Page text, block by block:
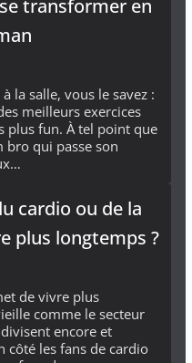
transformer en
la salle, vous le savez :
meilleurs exercices
plus fun. À tel point que
bro qui passe son
cardio ou de la
plus longtemps ?
de vivre plus
comme le secteur
encore et
côté les fans de cardio